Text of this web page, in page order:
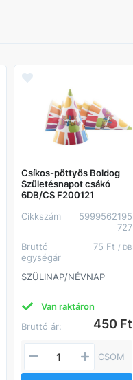
Csíkos-pöttyös Boldog
Születésnapot csákó
6DB/CS F200121
Cikkszám
5999562195
727
Bruttó
egységár
75 Ft / DB
SZÜLINAP/NÉVNAP
Van raktáron
Bruttó ár:
450 Ft
CSOM